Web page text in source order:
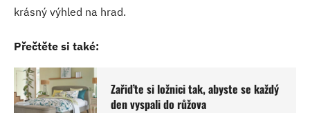
krásný výhled na hrad.
Přečtěte si také:
Zařiďte si ložnici tak, abyste se každý
den vyspali do růžova